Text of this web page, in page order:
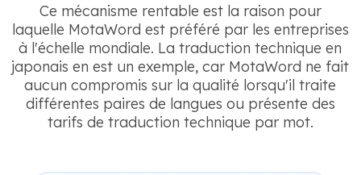
Ce mécanisme rentable est la raison pour
laquelle MotaWord est préféré par les entreprises
à l'échelle mondiale. La traduction technique en
japonais en est un exemple, car MotaWord ne fait
aucun compromis sur la qualité lorsqu'il traite
différentes paires de langues ou présente des
tarifs de traduction technique par mot.